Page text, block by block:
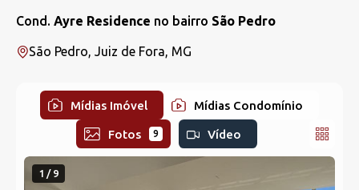
Cond. Ayre Residence no bairro São Pedro
São Pedro, Juiz de Fora, MG
Mídias Imóvel Mídias Condomínio
Fotos 9 Vídeo
1 / 9